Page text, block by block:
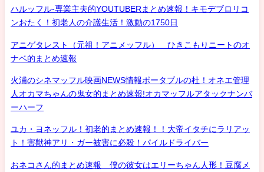
ハルッフル-専業主夫的YOUTUBERまとめ速報！キモデブロリコ
ンおたく！初老人の介護生活！激動の1750日
アニゲタレスト（元祖！アニメッフル） ひきこもりニートのオ
ナベ的まとめ速報
火浦のシネマッフル映画NEWS情報ポータブルの杜！オネエ管理
人オカマちゃんの鬼女的まとめ速報!オカマッフルアタックナンバ
ーハーフ
ユカ・ヨネッフル！初老的まとめ速報！！大帝イタチにラリアッ
ト！害獣神アリ・ガー被害に必殺！パイルドライバー
おネコさん的まとめ速報 僕の彼女はエリーちゃん人形！豆腐メ